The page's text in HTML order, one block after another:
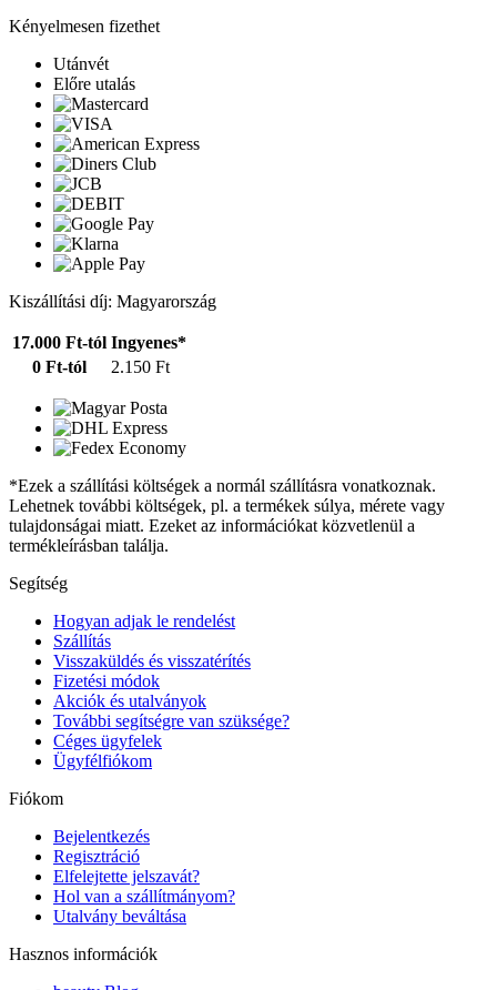
Kényelmesen fizethet
Utánvét
Előre utalás
Kiszállítási díj: Magyarország
17.000 Ft-tól Ingyenes*
0 Ft-tól
2.150 Ft
*Ezek a szállítási költségek a normál szállításra vonatkoznak.
Lehetnek további költségek, pl. a termékek súlya, mérete vagy
tulajdonságai miatt. Ezeket az információkat közvetlenül a
termékleírásban találja.
Segítség
Hogyan adjak le rendelést
Szállítás
Visszaküldés és visszatérítés
Fizetési módok
Akciók és utalványok
További segítségre van szüksége?
Céges ügyfelek
Ügyfélfiókom
Fiókom
Bejelentkezés
Regisztráció
Elfelejtette jelszavát?
Hol van a szállítmányom?
Utalvány beváltása
Hasznos információk